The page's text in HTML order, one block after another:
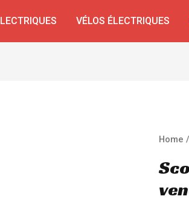
VÉLOS ÉLECTRIQUES
Home